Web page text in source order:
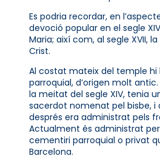
Es podria recordar, en
devoció popular en el segle
Maria; així com, al segle XVII,
Crist.
Al costat mateix del temple
parroquial, d’origen molt
la meitat del segle XIV, tenia
sacerdot nomenat pel bisbe, i
després era administrat pels
Actualment és administrat per
cementiri parroquial o privat
Barcelona.